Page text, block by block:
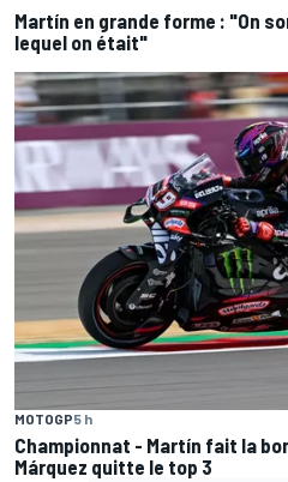
Martín en grande forme : "On
lequel on était"
MOTOGP5 h
Championnat - Martín fait la
Márquez quitte le top 3